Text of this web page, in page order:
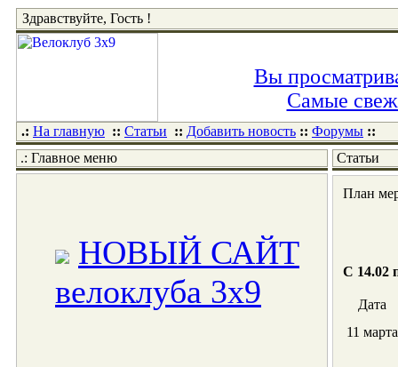
Здравствуйте, Гость !
Вы
Самые
.: На главную :: Статьи :: Добавить новость :: Форумы ::
.: Главное меню
НОВЫЙ САЙТ
велоклуба 3x9
Статьи
План
C 14.02
Дата
11 марта